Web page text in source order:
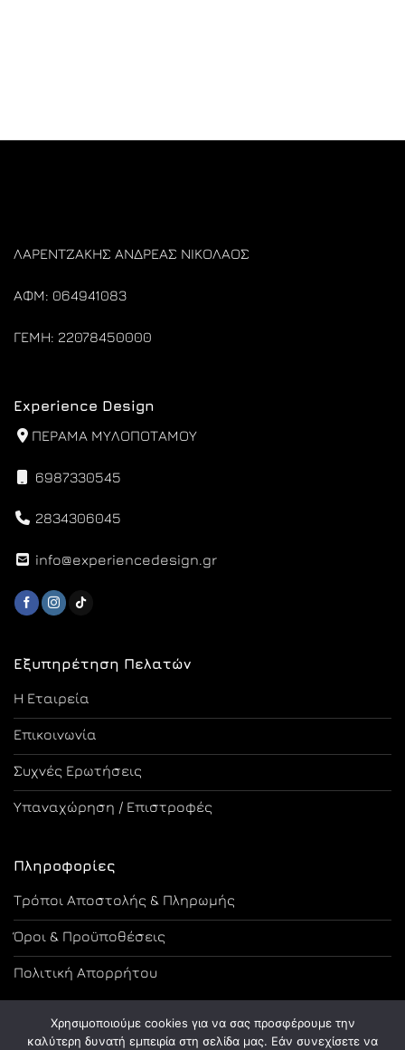
ΛΑΡΕΝΤΖΑΚΗΣ ΑΝΔΡΕΑΣ ΝΙΚΟΛΑΟΣ
ΑΦΜ: 064941083
ΓΕΜΗ: 22078450000
Εξυπηρέτηση Πελατών
Η Εταιρεία
Επικοινωνία
Συχνές Ερωτήσεις
Υπαναχώρηση / Επιστροφές
Πληροφορίες
Τρόποι Αποστολής & Πληρωμής
Όροι & Προϋποθέσεις
Πολιτική Απορρήτου
Experience Design
ΠΕΡΑΜΑ ΜΥΛΟΠΟΤΑΜΟΥ
6987330545
2834306045
info@experiencedesign.gr
Χρησιμοποιούμε cookies για να σας προσφέρουμε την
καλύτερη δυνατή εμπειρία στη σελίδα μας. Εάν συνεχίσετε να